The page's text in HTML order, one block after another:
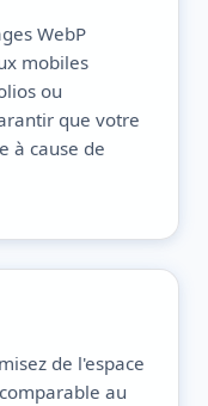
WebP
mobiles
ou
que votre
à cause de
de l'espace
au